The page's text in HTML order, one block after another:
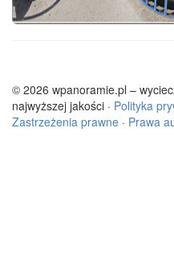
© 2026 wpanoramie.pl –
najwyższej jakości · Polityka
Zastrzeżenia prawne · Prawa